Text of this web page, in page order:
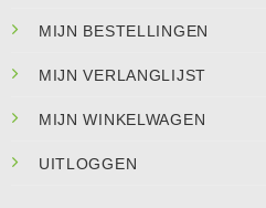
MIJN BESTELLINGEN
MIJN VERLANGLIJST
MIJN WINKELWAGEN
UITLOGGEN